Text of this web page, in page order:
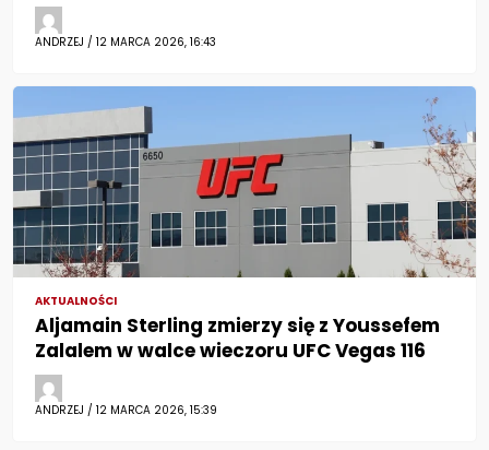
ANDRZEJ / 12 MARCA 2026, 16:43
AKTUALNOŚCI
Aljamain Sterling zmierzy się z Youssefem
Zalalem w walce wieczoru UFC Vegas 116
ANDRZEJ / 12 MARCA 2026, 15:39